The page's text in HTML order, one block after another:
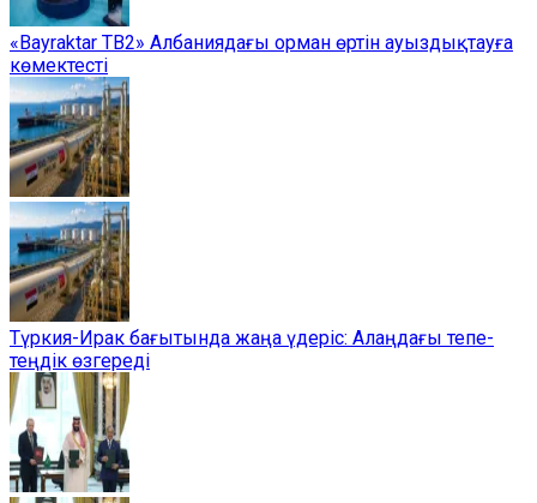
«Bayraktar TB2» Албаниядағы орман өртін ауыздықтауға
көмектесті
Түркия-Ирак бағытында жаңа үдеріс: Алаңдағы тепе-
теңдік өзгереді